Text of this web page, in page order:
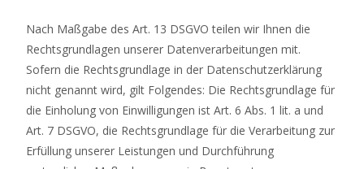
Nach Maßgabe des Art. 13 DSGVO teilen wir Ihnen die
Rechtsgrundlagen unserer Datenverarbeitungen mit.
Sofern die Rechtsgrundlage in der Datenschutzerklärung
nicht genannt wird, gilt Folgendes: Die Rechtsgrundlage für
die Einholung von Einwilligungen ist Art. 6 Abs. 1 lit. a und
Art. 7 DSGVO, die Rechtsgrundlage für die Verarbeitung zur
Erfüllung unserer Leistungen und Durchführung